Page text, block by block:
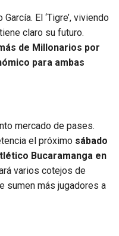
El ‘Tigre’, viviendo
claro su futuro.
de Millonarios por
para ambas
mercado de pases.
el próximo sábado
Bucaramanga en
varios cotejos de
sumen más jugadores a